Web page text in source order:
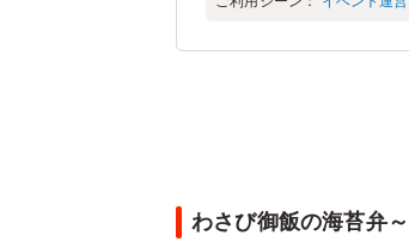
わさび御飯の海苔弁